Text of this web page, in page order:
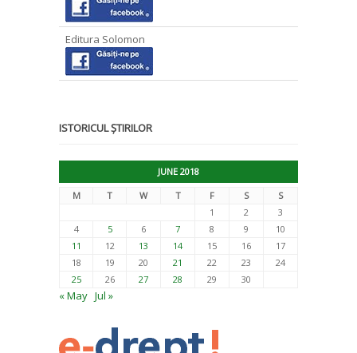
Editura Solomon
ISTORICUL ȘTIRILOR
JUNE 2018
M
T W T F S
S
1
2
3
4
5 6 7 8 9
10
11
12 13 14 15 16
17
18
19 20 21 22 23
24
25
26 27 28 29 30
« May Jul »